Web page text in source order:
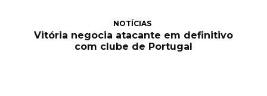
NOTÍCIAS
Vitória negocia atacante em definitivo
com clube de Portugal